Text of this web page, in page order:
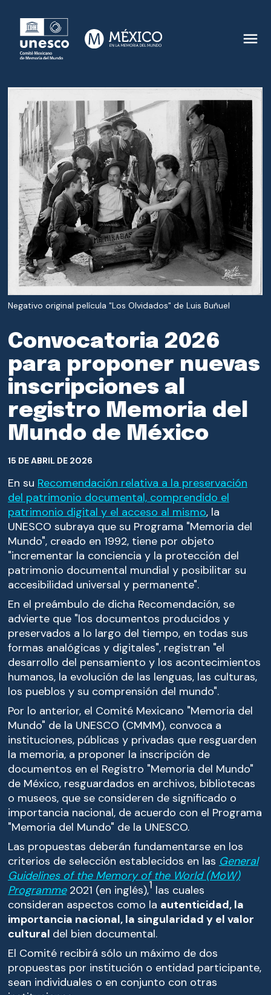
MEMORIA DEL MUNDO
COMITÉ
CONVOCATORIAS
NOTICIAS
CONTACTO
Negativo original película "Los Olvidados" de Luis Buñuel
Convocatoria 2026
para proponer nuevas
inscripciones al
registro Memoria del
Mundo de México
15 DE ABRIL DE 2026
En su Recomendación relativa a la preservación
del patrimonio documental, comprendido el
patrimonio digital y el acceso al mismo, la
UNESCO subraya que su Programa "Memoria del
Mundo", creado en 1992, tiene por objeto
"incrementar la conciencia y la protección del
patrimonio documental mundial y posibilitar su
accesibilidad universal y permanente".
En el preámbulo de dicha Recomendación, se
advierte que "los documentos producidos y
preservados a lo largo del tiempo, en todas sus
formas analógicas y digitales", registran "el
desarrollo del pensamiento y los acontecimientos
humanos, la evolución de las lenguas, las culturas,
los pueblos y su comprensión del mundo".
Por lo anterior, el Comité Mexicano "Memoria del
Mundo" de la UNESCO (CMMM), convoca a
instituciones, públicas y privadas que resguarden
la memoria, a proponer la inscripción de
documentos en el Registro "Memoria del Mundo"
de México, resguardados en archivos, bibliotecas
o museos, que se consideren de significado o
importancia nacional, de acuerdo con el Programa
"Memoria del Mundo" de la UNESCO.
Las propuestas deberán fundamentarse en los
criterios de selección establecidos en las General
Guidelines of the Memory of the World (MoW)
Programme2021 (en inglés),1 las cuales
consideran aspectos como la autenticidad, la
importancia nacional, la singularidad y el valor
cultural del bien documental.
El Comité recibirá sólo un máximo de dos
propuestas por institución o entidad participante,
sean individuales o en conjunto con otras